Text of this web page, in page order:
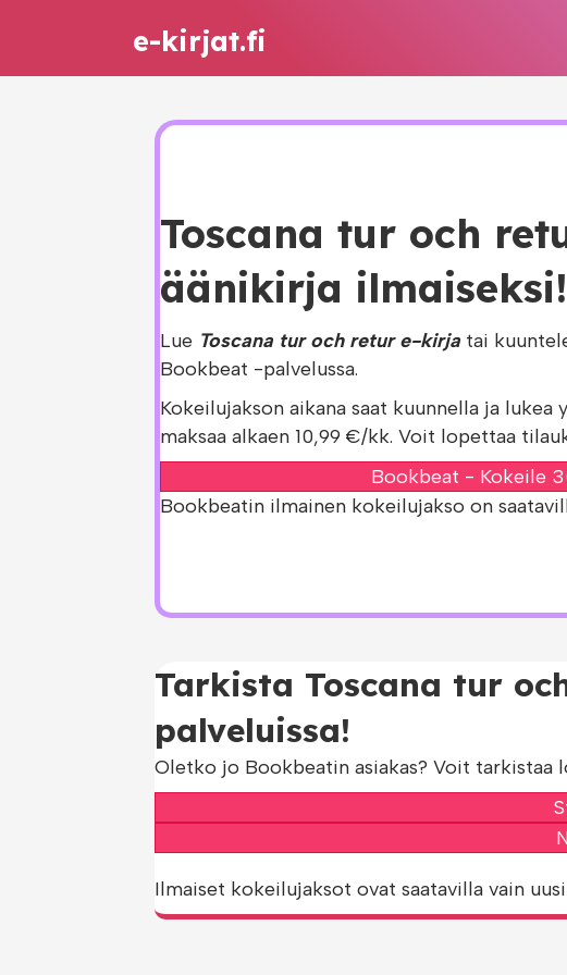
e-kirjat.fi
Toscana tur och
äänikirja ilmaiseksi!
Lue Toscana tur och retur e-kirja tai
Bookbeat -palvelussa.
Kokeilujakson aikana saat kuunnella ja
maksaa alkaen 10,99 €/kk. Voit lopettaa
Bookbeat - Kokeile
Bookbeatin ilmainen kokeilujakso on
Tarkista Toscana tur
palveluissa!
Oletko jo Bookbeatin asiakas? Voit tarkistaa
Ilmaiset kokeilujaksot ovat saatavilla vain